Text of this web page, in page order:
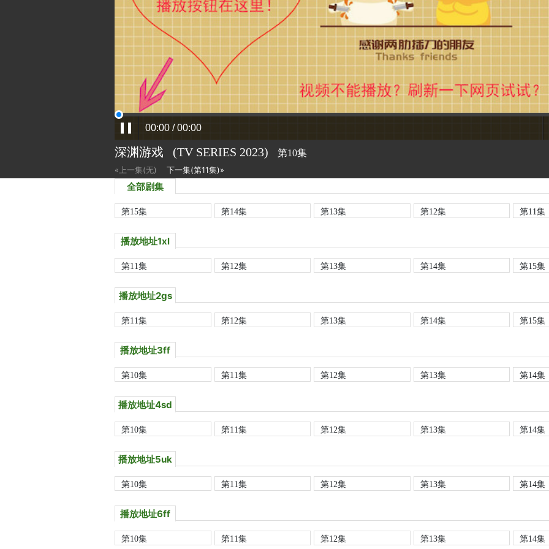
深渊游戏 (TV SERIES 2023) 第10集
«上一集(无) 下一集(第11集)»
全部剧集
第15集 第14集 第13集 第12集 第11集
播放地址1xl
第11集 第12集 第13集 第14集 第15集
播放地址2gs
第11集 第12集 第13集 第14集 第15集
播放地址3ff
第10集 第11集 第12集 第13集 第14集
播放地址4sd
第10集 第11集 第12集 第13集 第14集
播放地址5uk
第10集 第11集 第12集 第13集 第14集
播放地址6ff
第10集 第11集 第12集 第13集 第14集